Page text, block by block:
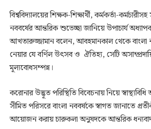
বিশ্ববিদ্যালয়ের শিক্ষক-শিক্ষার্থী, কর্মকর্তা-
নববর্ষের আন্তরিক শুভেচ্ছা জানিয়ে উপাচার্য
আখতারুজ্জামান বলেন, আবহমানকাল থেকে বাংলা
নেয়ার যে বর্ণিল উৎসব ও ঐতিহ্য, সেটি
মূল্যবোধসম্পন্ন।
করোনার উদ্ভূত পরিস্থিতি বিবেচনায় নিয়ে
সীমিত পরিসরে বাংলা নববর্ষকে স্বাগত জানাতে
আয়োজন করায় চারুকলা অনুষদকে আন্তরিক ধন্যবাদ